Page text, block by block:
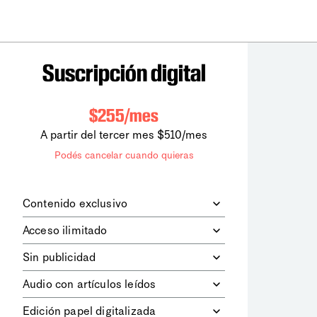
Suscripción digital
$255/mes
A partir del tercer mes $510/mes
Podés cancelar cuando quieras
Contenido exclusivo
digitales dela diaria
los contenidos de Le Monde
diplomatique.
Acceso ilimitado
contenidos.
Sin publicidad
publicitarios.
Audio con artículos leídos
Edición papel digitalizada